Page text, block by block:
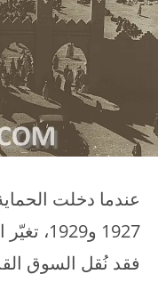
عندما دخلت
1927 و1929، تغيّر التنظيم الترابي جذرياً.
فقد نُقل السوق